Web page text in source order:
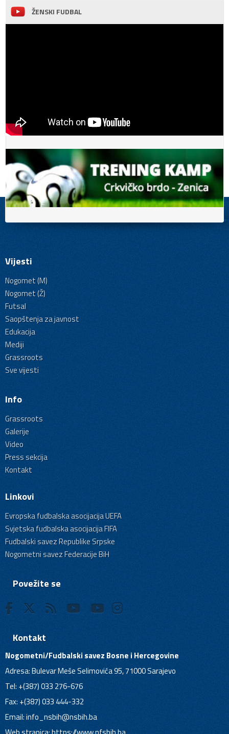
ŽENSKI FUDBAL
Vijesti
Nogomet (M)
Nogomet (Ž)
Futsal
Saopštenja za javnost
Edukacija
Mediji
Grassroots
Sve vijesti
Info
Grassroots
Galerije
Video
Press sekcija
Kontakt
Linkovi
Evropska fudbalska asocijacija UEFA
Svjetska fudbalska asocijacija FIFA
Fudbalski savez Republike Srpske
Nogometni savez Federacije BiH
Povežite se
Kontakt
Nogometni/Fudbalski savez Bosne i Hercegovine
Adresa: Bulevar Meše Selimovića 95, 71000 Sarajevo
Tel: +(387) 033 276-676
Fax: +(387) 033 444-332
Email:info_nsbih@nsbih.ba